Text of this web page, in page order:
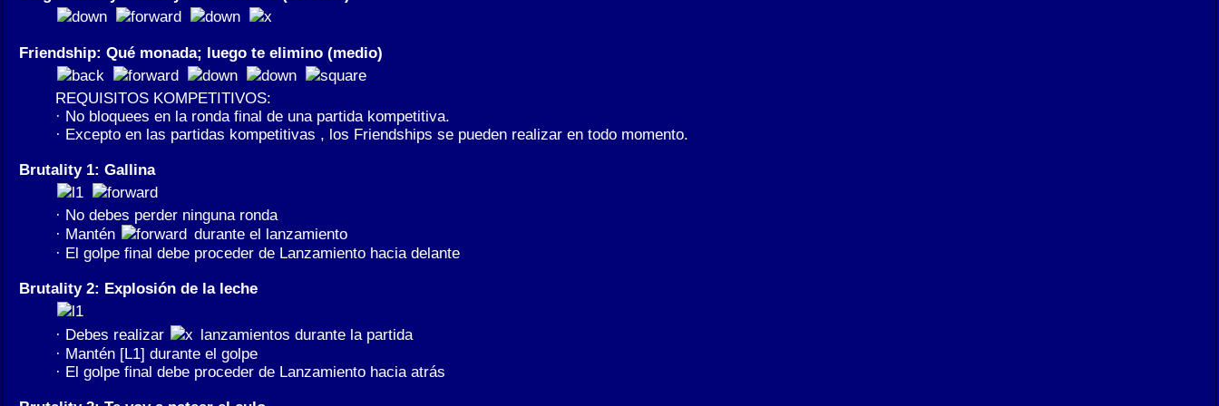
Friendship: Qué monada; luego te elimino (medio)
REQUISITOS KOMPETITIVOS:
· No bloquees en la ronda final de una partida kompetitiva.
· Excepto en las partidas kompetitivas , los Friendships se pueden realizar en todo momento.
Brutality 1: Gallina
· No debes perder ninguna ronda
· Mantén
durante el lanzamiento
· El golpe final debe proceder de Lanzamiento hacia delante
Brutality 2: Explosión de la leche
· Debes realizar
lanzamientos durante la partida
· Mantén [L1] durante el golpe
· El golpe final debe proceder de Lanzamiento hacia atrás